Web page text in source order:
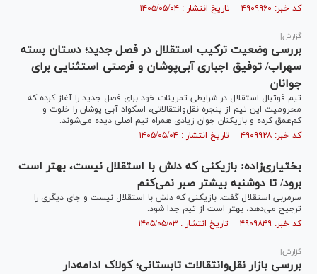
کد خبر: ۴۹۰۹۹۶۰ تاریخ انتشار : ۱۴۰۵/۰۵/۰۴
گزارش|
بررسی وضعیت ترکیب استقلال در فصل جدید؛ دستان بسته
سهراب/ توفیق اجباری آبی‌پوشان و فرصتی استثنایی برای
جوانان
تیم فوتبال استقلال در شرایطی تمرینات خود برای فصل جدید را آغاز کرده که
محرومیت این تیم از پنجره نقل‌وانتقالاتی، اسکواد آبی پوشان را خلوت و
کم‌عمق کرده و بازیکنان جوان زیادی همراه تیم اصلی دیده می‌شوند.
کد خبر: ۴۹۰۹۹۲۸ تاریخ انتشار : ۱۴۰۵/۰۵/۰۴
بختیاری‌زاده: بازیکنی که دلش با استقلال نیست، بهتر است
برود/ تا دوشنبه بیشتر صبر نمی‌کنم
سرمربی استقلال گفت: بازیکنی که دلش با استقلال نیست و جای دیگری را
ترجیح می‌دهد، بهتر است از تیم جدا شود.
کد خبر: ۴۹۰۹۸۴۹ تاریخ انتشار : ۱۴۰۵/۰۵/۰۳
گزارش|
بررسی بازار نقل‌وانتقالات تابستانی؛ کولاک ادامه‌دار